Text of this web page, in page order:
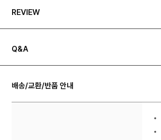
REVIEW
Q&A
배송/교환/반품 안내